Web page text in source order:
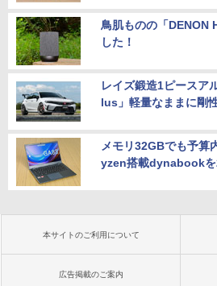
鳥肌ものの「DENON
した！
レイズ鍛造1ピースア
lus」軽量なままに剛
メモリ32GBでも予算
yzen搭載dynabookを
本サイトのご利用について
広告掲載のご案内